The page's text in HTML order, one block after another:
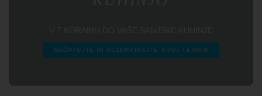
NAČRTUJTE IN REZERVIRAJTE SVOJ TERMIN